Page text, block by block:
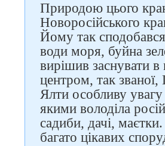
Природою цього
Новоросійського
Йому так
води моря, буйна
вирішив заснувати в
центром, так званої,
Ялти особливу
якими володіла
садиби, дачі,
багато цікавих